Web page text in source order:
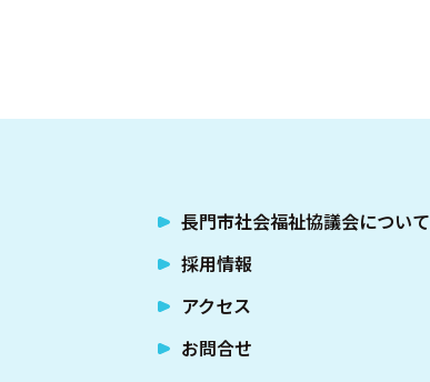
長門市社会福祉協議会について
採用情報
アクセス
お問合せ